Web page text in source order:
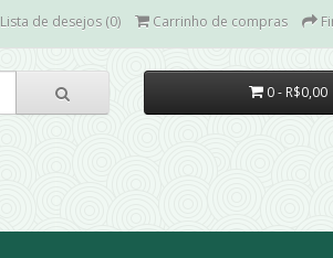
Lista de desejos (0) Carrinho de compras
0 - R$0,00